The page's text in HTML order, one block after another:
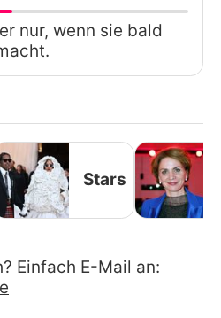
nur, wenn sie bald
Stars
Einfach E-Mail an: